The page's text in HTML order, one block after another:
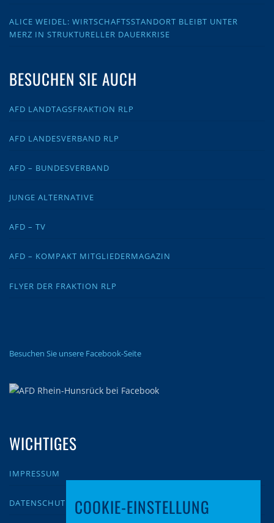
ALICE WEIDEL: WIRTSCHAFTSSTANDORT BLEIBT UNTER
MERZ IN STRUKTURELLER DAUERKRISE
BESUCHEN SIE AUCH
AFD LANDTAGSFRAKTION RLP
AFD LANDESVERBAND RLP
AFD – BUNDESVERBAND
JUNGE ALTERNATIVE
AFD – TV
AFD – KOMPAKT MITGLIEDERMAGAZIN
FLYER DER FRAKTION RLP
Besuchen Sie unsere Facebook-Seite
WICHTIGES
IMPRESSUM
DATENSCHUTZ COOKIE-EINSTELLUNG